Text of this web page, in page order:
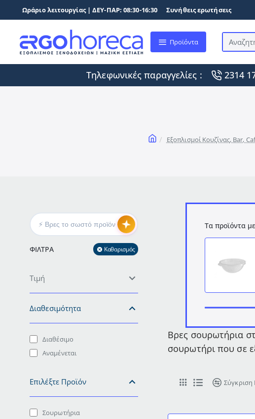
Ωράριο λειτουργίας | ΔΕΥ-ΠΑΡ: 08:30-16:30 Συνήθεις ερωτήσεις
Προϊόντα
τη
δύναμη
της
Τηλεφωνικές παραγγελίες : 2314
homeΕξοπλισμοί Κουζίνας, Bar,
ΦΊΛΤΡΑ Καθαρισμός
Τιμή
Διαθεσιμότητα
Διαθέσιμο
Αναμένεται
Επιλέξτε Προϊόν
Σουρωτήρια
Τα προϊόντα
Βρες σουρωτήρια
σουρωτήρι που σε